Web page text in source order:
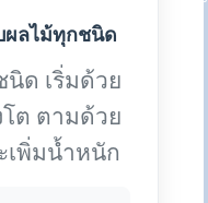
ผลไม้ทุกชนิด
ด เริ่มด้วย
โต ตามด้วย
เพิ่มน้ำหนัก